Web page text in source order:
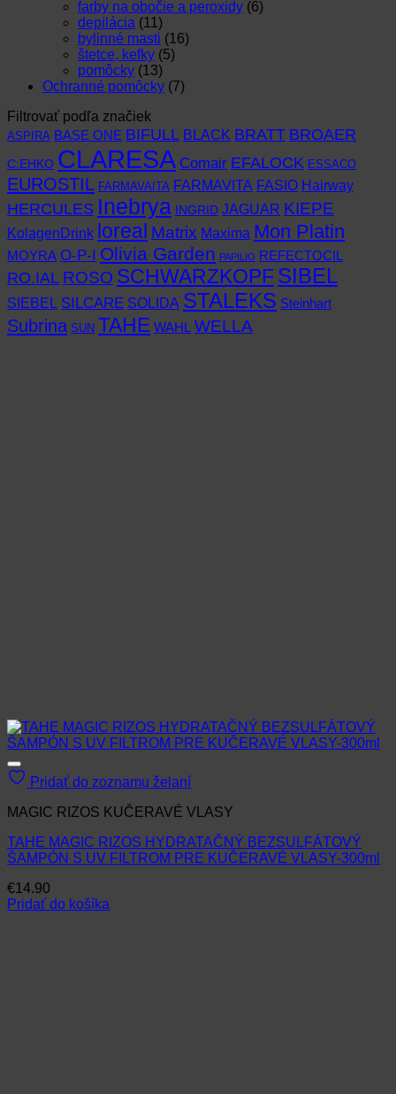
farby na obočie a peroxidy (6)
depilácia (11)
bylinné masti (16)
štetce, kefky (5)
pomôcky (13)
Ochranné pomôcky (7)
Filtrovať podľa značiek
ASPIRA BASE ONE BIFULL BLACK BRATT BROAER
C:EHKO CLARESA Comair EFALOCK ESSACO
EUROSTIL FARMAVAITA FARMAVITA FASIO Hairway
HERCULES Inebrya INGRID JAGUAR KIEPE
KolagenDrink loreal Matrix Maxima Mon Platin
MOYRA O-P-I Olivia Garden PAPILIO REFECTOCIL
RO.IAL ROSO SCHWARZKOPF SIBEL
SIEBEL SILCARE SOLIDA STALEKS Steinhart
Subrina SUN TAHE WAHL WELLA
Pridať do zoznamu želaní
MAGIC RIZOS KUČERAVÉ VLASY
TAHE MAGIC RIZOS HYDRATAČNÝ BEZSULFÁTOVÝ
ŠAMPÓN S UV FILTROM PRE KUČERAVÉ VLASY-300ml
€14.90
Pridať do košíka